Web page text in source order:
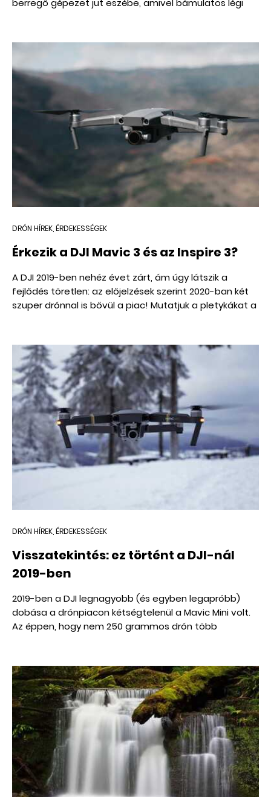
berregő gépezet jut eszébe, amivel bámulatos légi
azt. A drónokat ugyanis nem csak képek és videók
szokás használni, és ennek bizony hatalmas kultúrája
lett az elmúlt évek során.
DRÓN HÍREK, ÉRDEKESSÉGEK
Érkezik a DJI Mavic 3 és az Inspire 3?
A DJI 2019-ben nehéz évet zárt, ám úgy látszik a
fejlődés töretlen: az előjelzések szerint 2020-ban két
szuper drónnal is bővül a piac! Mutatjuk a pletykákat a
DRÓN HÍREK, ÉRDEKESSÉGEK
Visszatekintés: ez történt a DJI-nál
2019-ben
2019-ben a DJI legnagyobb (és egyben legapróbb)
dobása a drónpiacon kétségtelenül a Mavic Mini volt.
Az éppen, hogy nem 250 grammos drón több
sok hasznos funkciót kínál az átlag felhasználó
számára.